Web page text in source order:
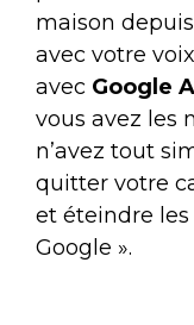
maison
avec votre
avec Google
vous avez les
n’avez tout
quitter votre
et éteindre les
Google ».